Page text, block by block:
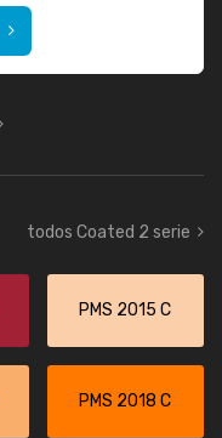
todos Coated 2 serie
PMS 2015 C
PMS 2018 C